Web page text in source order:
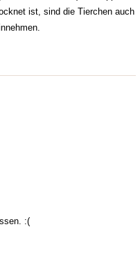
ist, sind die Tierchen auch
:(